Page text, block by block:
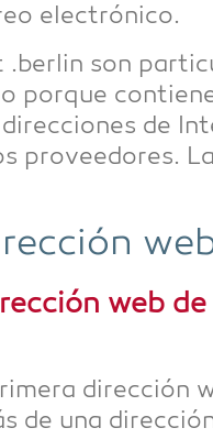
electrónico.
.ber­lin son
por­que
de
pro­ve­edo­res.
web
dirección
de una